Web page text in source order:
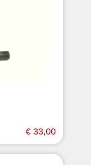
€ 33,00